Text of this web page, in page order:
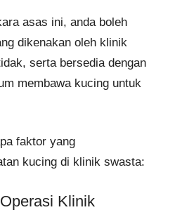
asas ini, anda boleh
dikenakan oleh klinik
serta bersedia dengan
membawa kucing untuk
faktor yang
kucing di klinik swasta:
Klinik